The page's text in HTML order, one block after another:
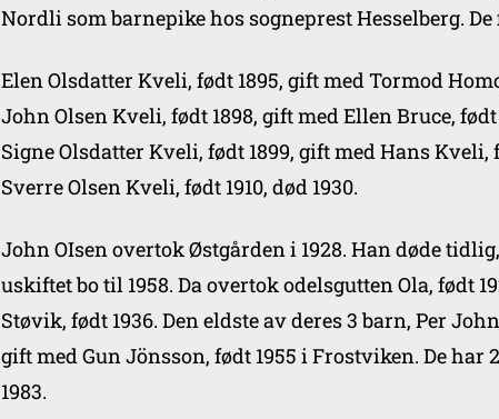
Nordli som barnepike hos sogneprest Hesselberg.
Elen Olsdatter Kveli, født 1895, gift med Tormod
John Olsen Kveli, født 1898, gift med Ellen Bruce, født
Signe Olsdatter Kveli, født 1899, gift med Hans Kveli,
Sverre Olsen Kveli, født 1910, død 1930.
John OIsen overtok Østgården i 1928. Han døde
uskiftet bo til 1958. Da overtok odelsgutten Ola, født
Støvik, født 1936. Den eldste av deres 3 barn, Per
gift med Gun Jönsson, født 1955 i Frostviken. De har
1983.